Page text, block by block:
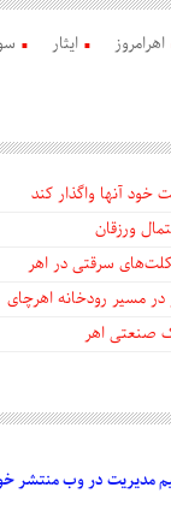
اهرامروز ایثار
خود آنها واگذار کند
ورزقان
مسیر رودخانه اهرچای
صنعتی اهر
مدیریت در وب منتشر